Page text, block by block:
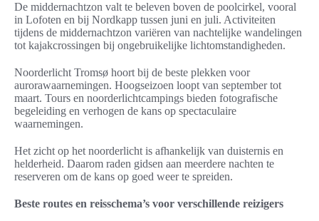
De middernachtzon valt te beleven boven de poolcirkel, vooral
in Lofoten en bij Nordkapp tussen juni en juli. Activiteiten
tijdens de middernachtzon variëren van nachtelijke wandelingen
tot kajakcrossingen bij ongebruikelijke lichtomstandigheden.
Noorderlicht Tromsø hoort bij de beste plekken voor
aurorawaarnemingen. Hoogseizoen loopt van september tot
maart. Tours en noorderlichtcampings bieden fotografische
begeleiding en verhogen de kans op spectaculaire
waarnemingen.
Het zicht op het noorderlicht is afhankelijk van duisternis en
helderheid. Daarom raden gidsen aan meerdere nachten te
reserveren om de kans op goed weer te spreiden.
Beste routes en reisschema’s voor verschillende reizigers